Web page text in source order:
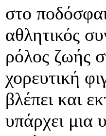
στο
αθλητικός
ρόλος ζωής
χορευτική
βλέπει και
υπάρχει μια